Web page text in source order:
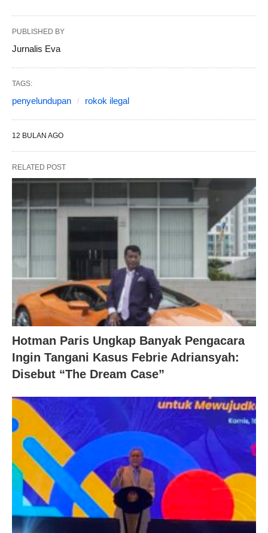
PUBLISHED BY
Jurnalis Eva
TAGS:
penyelundupan rokok ilegal
12 BULAN AGO
RELATED POST
Hotman Paris Ungkap Banyak Pengacara
Ingin Tangani Kasus Febrie Adriansyah:
Disebut “The Dream Case”